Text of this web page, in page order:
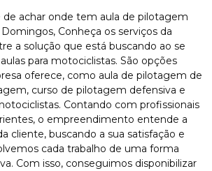
de achar onde tem aula de pilotagem
Conheça os serviços da
a solução que está buscando ao se
para motociclistas. São opções
oferece, como aula de pilotagem de
curso de pilotagem defensiva e
Contando com profissionais
o empreendimento entende a
cliente, buscando a sua satisfação e
cada trabalho de uma forma
Com isso, conseguimos disponibilizar